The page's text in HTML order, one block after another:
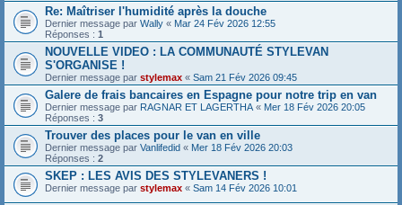
Re: Maîtriser l'humidité après la douche
Dernier message par Wally « Mar 24 Fév 2026 12:55
Réponses : 1
NOUVELLE VIDEO : LA COMMUNAUTÉ STYLEVAN
S'ORGANISE !
Dernier message par stylemax « Sam 21 Fév 2026 09:45
Galere de frais bancaires en Espagne pour notre trip en van
Dernier message par RAGNAR ET LAGERTHA « Mer 18 Fév 2026 20:05
Réponses : 3
Trouver des places pour le van en ville
Dernier message par Vanlifedid « Mer 18 Fév 2026 20:03
Réponses : 2
SKEP : LES AVIS DES STYLEVANERS !
Dernier message par stylemax « Sam 14 Fév 2026 10:01